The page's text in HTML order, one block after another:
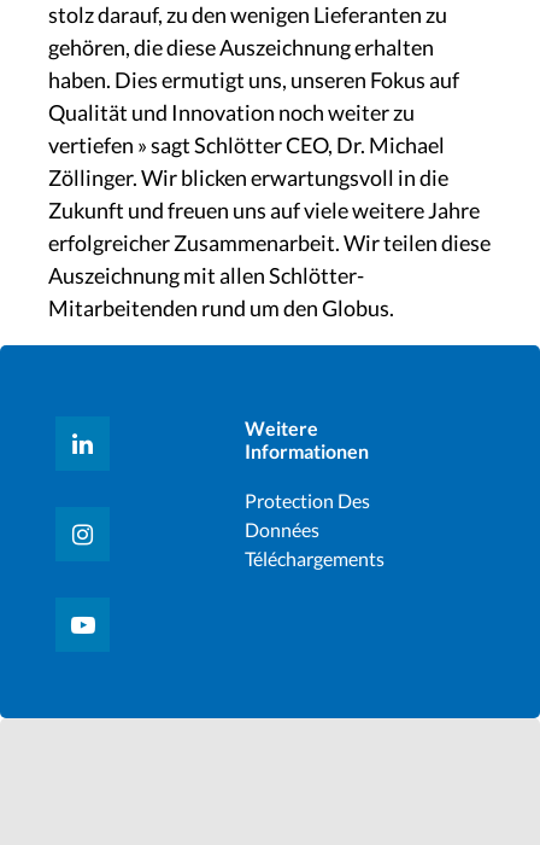
stolz darauf, zu den wenigen Lieferanten zu
gehören, die diese Auszeichnung erhalten
haben. Dies ermutigt uns, unseren Fokus auf
Qualität und Innovation noch weiter zu
vertiefen » sagt Schlötter CEO, Dr. Michael
Zöllinger. Wir blicken erwartungsvoll in die
Zukunft und freuen uns auf viele weitere Jahre
erfolgreicher Zusammenarbeit. Wir teilen diese
Auszeichnung mit allen Schlötter-
Mitarbeitenden rund um den Globus.
Weitere
Informationen
Protection Des
Données
Téléchargements